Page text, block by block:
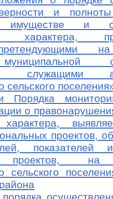
и
и
характера,
служащими
сельского
Порядка
о
характера,
проектов,
показателей и
проектов, на
сельского